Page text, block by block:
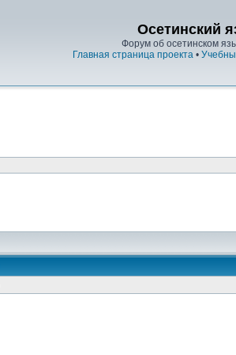
Осетинский
Форум об осетинском
Главная страница проекта •